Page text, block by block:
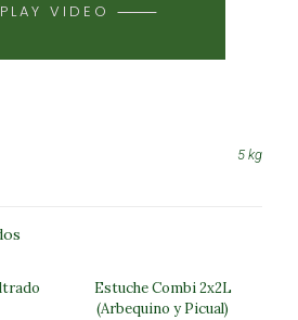
VIDEO ⸻
5 kg
Estuche Combi 2x2L
(Arbequino y Picual)